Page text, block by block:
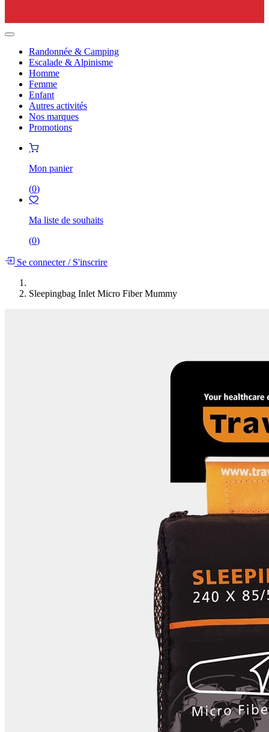
Randonnée & Camping
Escalade & Alpinisme
Homme
Femme
Enfant
Autres activités
Nos marques
Promotions
Mon panier
(0)
Ma liste de souhaits
(0)
Se connecter/S'inscrire
Sleepingbag Inlet Micro Fiber Mummy